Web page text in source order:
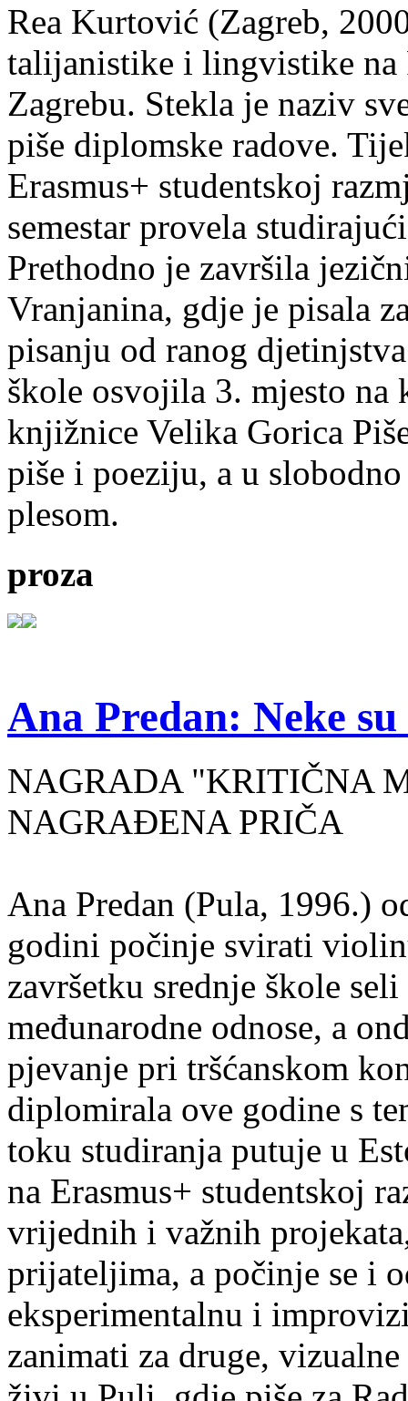
Rea Kurtović (Zagreb,
talijanistike i lingvistike
Zagrebu. Stekla je naziv
piše diplomske radove.
Erasmus+ studentskoj
semestar provela
Prethodno je završila
Vranjanina, gdje je pisala
pisanju od ranog
škole osvojila 3. mjesto na
knjižnice Velika Gorica
piše i poeziju, a u
plesom.
proza
Ana Predan: Neke
NAGRADA "KRITIČNA
NAGRAĐENA PRIČA
Ana Predan (Pula, 1996.)
godini počinje svirati
završetku srednje škole
međunarodne odnose, a
pjevanje pri tršćanskom
diplomirala ove godine s
toku studiranja putuje u
na Erasmus+ studentskoj
vrijednih i važnih
prijateljima, a počinje se i
eksperimentalnu i
zanimati za druge,